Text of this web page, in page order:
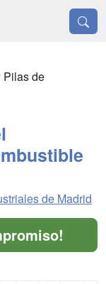
Pilas de
de Madrid